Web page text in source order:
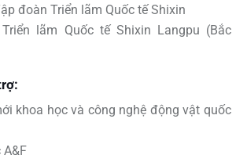
đoàn Triển lãm Quốc tế Shixin
lãm Quốc tế Shixin Langpu (Bắc
khoa học và công nghệ động vật quốc